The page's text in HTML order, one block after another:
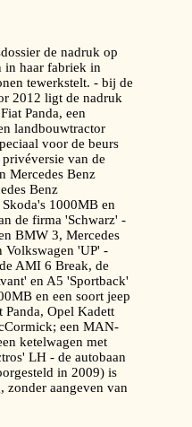
de nadruk op
in haar fabriek in
tewerkstelt. - bij de
2012 ligt de nadruk
Panda, een
landbouwtractor
voor de beurs
van de
Mercedes Benz
Benz
1000MB en
de firma 'Schwarz' -
BMW 3, Mercedes
Volkswagen 'UP' -
AMI 6 Break, de
en A5 'Sportback'
en een soort jeep
Panda, Opel Kadett
een MAN-
ketelwagen met
LH - de autobaan
in 2009) is
zonder aangeven van